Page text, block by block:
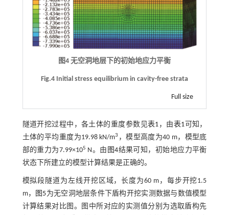
图4 无空洞地层下的初始地应力平衡
Fig.4 Initial stress equilibrium in cavity-free strata
Full size
隧道开挖过程中，各土体的重度参数见表1 ，由 表1 可知，
土体的平均重度为19.98 kN/m3 ，模型高度为40 m，模型底
部的重力为7.99×105 N。由 图4结果可知，初始地应力平衡
状态下所建立的模型计算结果是正确的。
模拟段隧道为左线开挖区域，长度为60 m，每步开挖1.5
m，
图5为无空洞地层条件下盾构开挖实测数据与数值模型
计算结果对比图。图中所对应的实测值分别为选取盾构先